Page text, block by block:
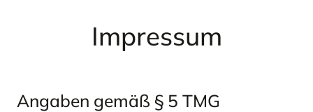
Impressum
Angaben gemäß § 5 TMG